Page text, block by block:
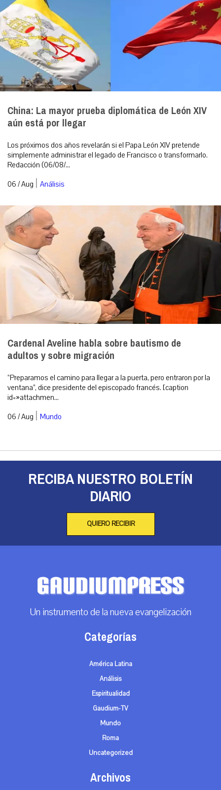
China: La mayor prueba diplomática de León XIV
aún está por llegar
Los próximos dos años revelarán si el Papa León XIV pretende
simplemente administrar el legado de Francisco o transformarlo.
Redacción (06/08/...
06 / Aug | Análisis
Cardenal Aveline habla sobre bautismo de
adultos y sobre migración
“Preparamos el camino para llegar a la puerta, pero entraron por la
ventana”, dice presidente del episcopado francés. [caption
id=»attachmen...
06 / Aug | Mundo
RECIBA NUESTRO BOLETÍN
DIARIO
QUIERO RECIBIR
Un instrumento de la nueva evangelización
Categorías
América Latina
Análisis
Espiritualidad
Gaudium-TV
Mundo
Roma
Uncategorized
Archivos